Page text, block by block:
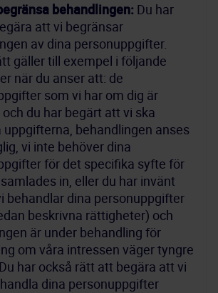
behandlingen: Du har
att vi begränsar
av dina personuppgifter.
gäller till exempel i följande
när du anser att: de
som vi har om dig är
du har begärt att vi ska
uppgifterna, behandlingen anses
vi inte behöver dina
för det specifika syfte för
in, eller du har invänt
behandlar dina personuppgifter
beskrivna rättigheter) och
är under behandling för
om våra intressen väger tyngre
har också rätt att begära att vi
dina personuppgifter